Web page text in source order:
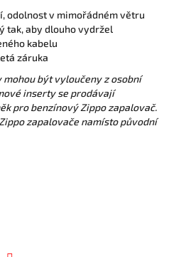
odolnost v mimořádném větru
tak, aby dlouho vydržel
kabelu
záruka
být vyloučeny z osobní
inserty se prodávají
pro benzínový Zippo zapalovač.
zapalovače namísto původní